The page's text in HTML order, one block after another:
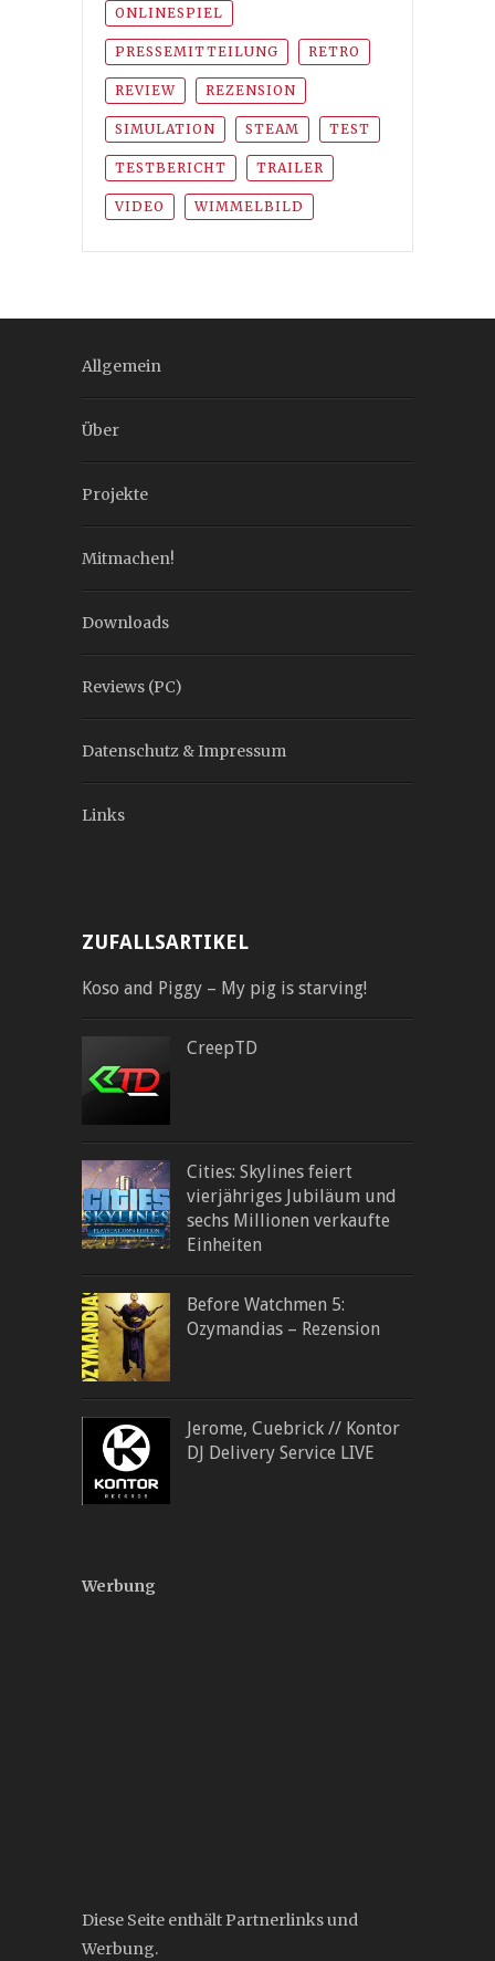
ONLINESPIEL
PRESSEMITTEILUNG RETRO
REVIEW REZENSION
SIMULATION STEAM TEST
TESTBERICHT TRAILER
VIDEO WIMMELBILD
Allgemein
Über
Projekte
Mitmachen!
Downloads
Reviews (PC)
Datenschutz & Impressum
Links
ZUFALLSARTIKEL
Koso and Piggy – My pig is starving!
CreepTD
Cities: Skylines feiert
vierjähriges Jubiläum und
sechs Millionen verkaufte
Einheiten
Before Watchmen 5:
Ozymandias – Rezension
Jerome, Cuebrick // Kontor
DJ Delivery Service LIVE
Werbung
Diese Seite enthält Partnerlinks und
Werbung.